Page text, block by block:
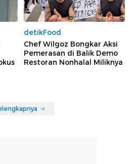
detikFood
Chef Wilgoz Bongkar Aksi
Pemerasan di Balik Demo
Restoran Nonhalal Miliknya